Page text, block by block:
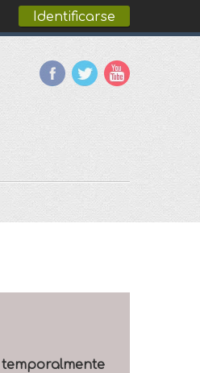
Identificarse